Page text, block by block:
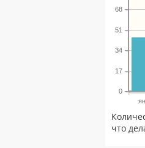
0
17
34
51
68
что